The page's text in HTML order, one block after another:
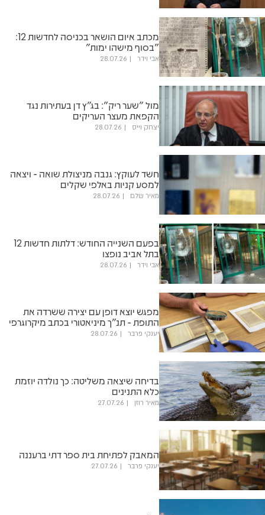
מכתב איום הושאר בכניסה לחדשות 12:
"בסוף מישהו ימות"
אבי וידר 28.07.26
מול "שער ריק": בג"ץ דן בעתירות נגד
הקפאת מעצר העריקים
יצחק וייס 28.07.26
חשד לעוקץ: גנבה מניצולת שואה - ויצאה
למסע קניות באלפי שקלים
מאיר שלם 28.07.26
בפעם השנייה החודש: דלתות חדשות 12
בתל אביב נופצו
אבי וידר 28.07.26
מפגש יוצא דופן עם יצירה ששרדה את
התופת - תנ"ך מיניאטורי בכתב מיקרוגרפי
יענקי פרבר 28.07.26
בדיחה שיצאה משליטה: כך נולדה יוזמת
כלא התנינים
מאיר רוזן 27.07.26
המאבק לפתיחת בית ספר דתי ברעננה
יענקי פרבר 27.07.26